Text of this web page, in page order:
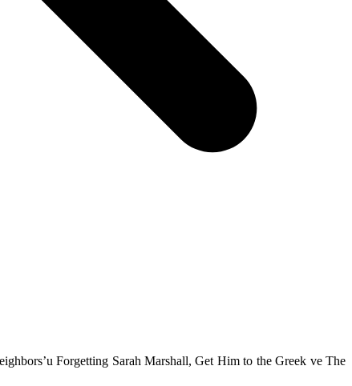
Forgetting Sarah Marshall, Get Him to the Greek ve The